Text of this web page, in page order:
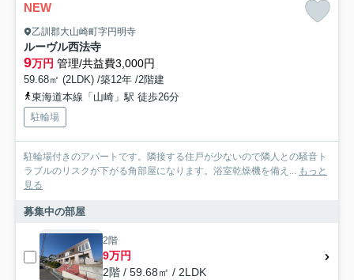
NEW
乙訓郡大山崎町字円明寺
ルーヴル西法寺
9万円 管理/共益費3,000円
59.68㎡ (2LDK) /築12年 /2階建
東海道本線「山崎」駅 徒歩26分
駐輪場
駐輪場付きのアパートです。隣接する住戸が少ないので隣人との騒音ト
ラブルのリスクが下がる角部屋になります。浴室乾燥機を備え... もっと
見る
募集中の部屋
2階
9万円
2階 / 59.68㎡ / 2LDK